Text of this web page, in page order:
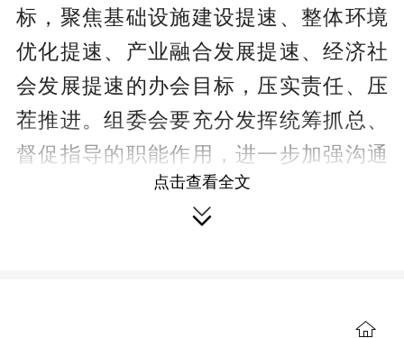
标，聚焦基础设施建设提速、整体环境
优化提速、产业融合发展提速、经济社
会发展提速的办会目标，压实责任、压
茬推进。组委会要充分发挥统筹抓总、
督促指导的职能作用，进一步加强沟通
协调、信息对接、督促检查，指导承办
县市区精心制订总体方案，精细策划相
工作，特别是要充分利用各类媒体，做
点击查看全文
